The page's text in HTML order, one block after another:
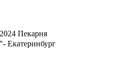
Пекарня
Екатеринбург